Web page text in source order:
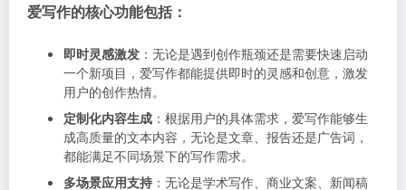
爱写作的核心功能包括：
即时灵感激发 ：无论是遇到创作瓶颈还是需要快速启动
一个新项目，爱写作都能提供即时的灵感和创意，激发
用户的创作热情。
定制化内容生成 ：根据用户的具体需求，爱写作能够生
成高质量的文本内容，无论是文章、报告还是广告词，
都能满足不同场景下的写作需求。
多场景应用支持 ：无论是学术写作、商业文案、新闻稿